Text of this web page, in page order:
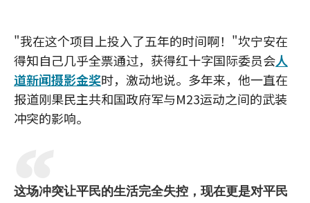
"我在这个项目上投入了五年的时间啊！"坎宁安在
得知自己几乎全票通过，获得红十字国际委员会人
道新闻摄影金奖时，激动地说。多年来，他一直在
报道刚果民主共和国政府军与M23运动之间的武装
冲突的影响。
这场冲突让平民的生活完全失控，现在更是对平民